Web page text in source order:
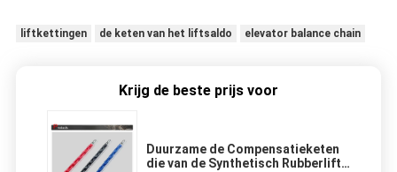
liftkettingen de keten van het liftsaldo elevator balance chain
Krijg de beste prijs voor
Duurzame de Compensatieketen
die van de Synthetisch Rubberlift -